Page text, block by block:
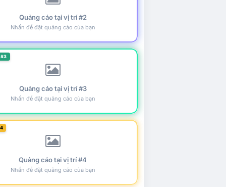
Quảng cáo tại vị trí #2
Nhấn để đặt quảng cáo của bạn
Quảng cáo tại vị trí #3
Nhấn để đặt quảng cáo của bạn
Quảng cáo tại vị trí #4
Nhấn để đặt quảng cáo của bạn